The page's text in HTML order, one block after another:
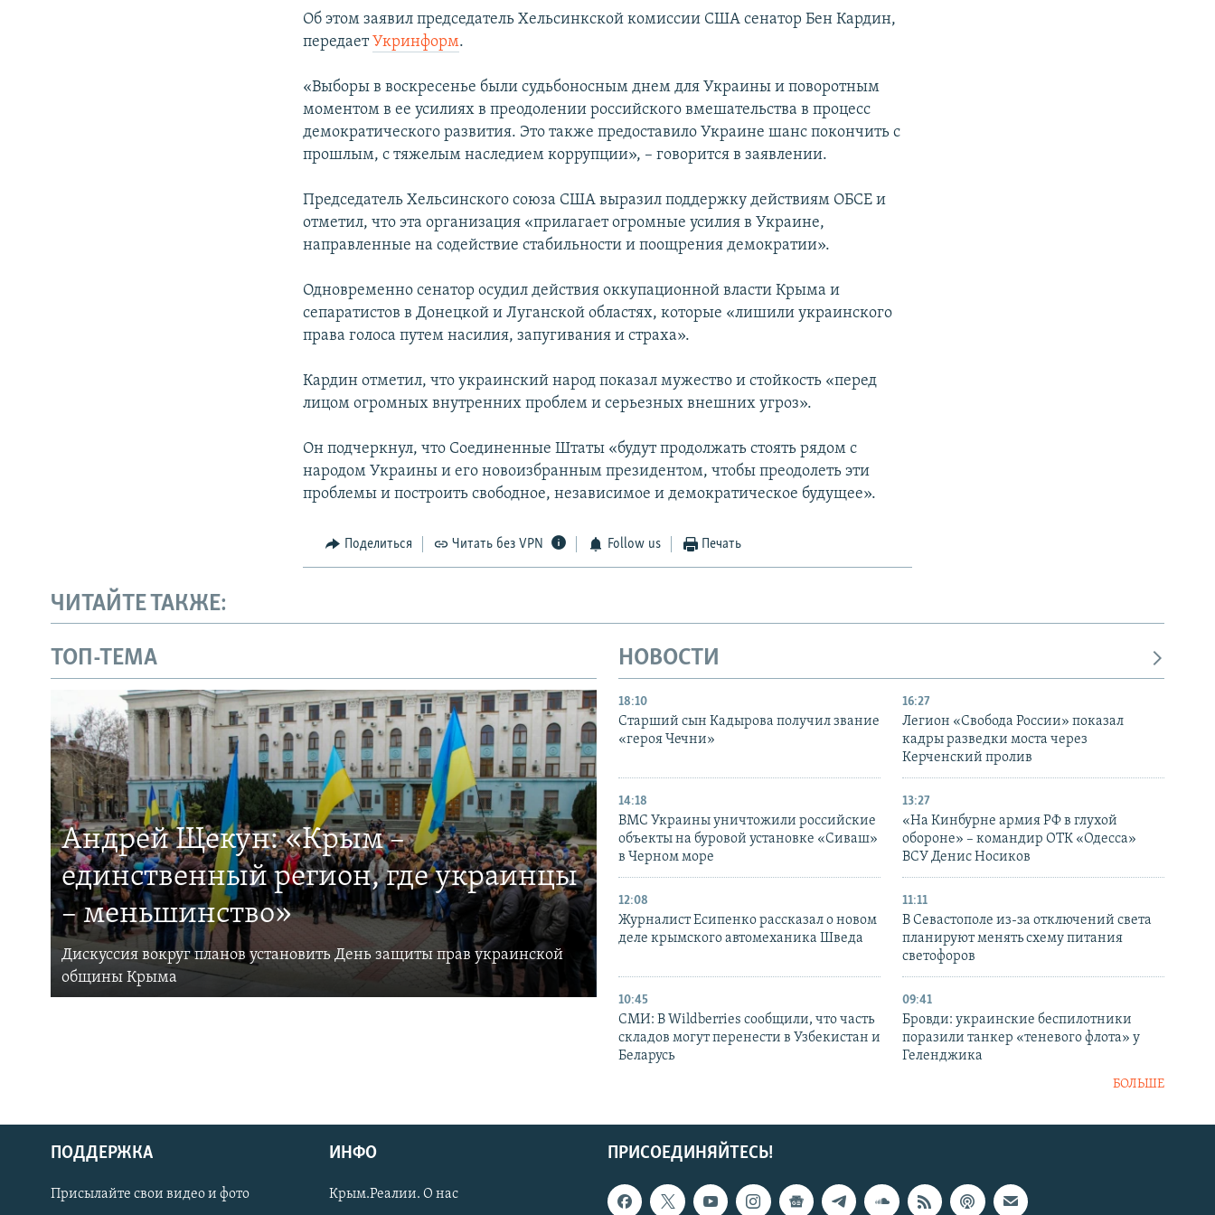
Українською
Об этом заявил председатель Хельсинкской комиссии США сенатор Бен Кардин,
передает Укринформ.
«Выборы в воскресенье были судьбоносным днем для Украины и поворотным
моментом в ее усилиях в преодолении российского вмешательства в процесс
демократического развития. Это также предоставило Украине шанс покончить с
прошлым, с тяжелым наследием коррупции», – говорится в заявлении.
Председатель Хельсинского союза США выразил поддержку действиям ОБСЕ и
отметил, что эта организация «прилагает огромные усилия в Украине,
направленные на содействие стабильности и поощрения демократии».
Одновременно сенатор осудил действия оккупационной власти Крыма и
сепаратистов в Донецкой и Луганской областях, которые «лишили украинского
права голоса путем насилия, запугивания и страха».
Кардин отметил, что украинский народ показал мужество и стойкость «перед
лицом огромных внутренних проблем и серьезных внешних угроз».
Он подчеркнул, что Соединенные Штаты «будут продолжать стоять рядом с
народом Украины и его новоизбранным президентом, чтобы преодолеть эти
проблемы и построить свободное, независимое и демократическое будущее».
Поделиться Читать без VPN Follow us Печать
ЧИТАЙТЕ ТАКЖЕ:
ТОП-ТЕМА
Андрей Щекун: «Крым –
единственный регион, где украинцы
– меньшинство»
Дискуссия вокруг планов установить День защиты прав украинской
общины Крыма
НОВОСТИ
18:10
Старший сын Кадырова получил звание
«героя Чечни»
16:27
Легион «Свобода России» показал
кадры разведки моста через
Керченский пролив
14:18
ВМС Украины уничтожили российские
объекты на буровой установке «Сиваш»
в Черном море
13:27
«На Кинбурне армия РФ в глухой
обороне» – командир ОТК «Одесса»
ВСУ Денис Носиков
12:08
Журналист Есипенко рассказал о новом
деле крымского автомеханика Шведа
11:11
В Севастополе из-за отключений света
планируют менять схему питания
светофоров
10:45
СМИ: В Wildberries сообщили, что часть
складов могут перенести в Узбекистан и
Беларусь
09:41
Бровди: украинские беспилотники
поразили танкер «теневого флота» у
Геленджика
БОЛЬШЕ
ПРИСОЕДИНЯЙТЕСЬ!
ПОДДЕРЖКА
Присылайте свои видео и фото
ИНФО
Крым.Реалии. О нас